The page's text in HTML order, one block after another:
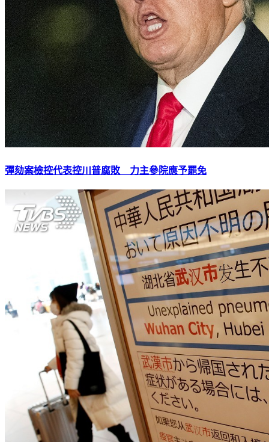
彈劾案檢控代表控川普腐敗 力主參院應予罷免